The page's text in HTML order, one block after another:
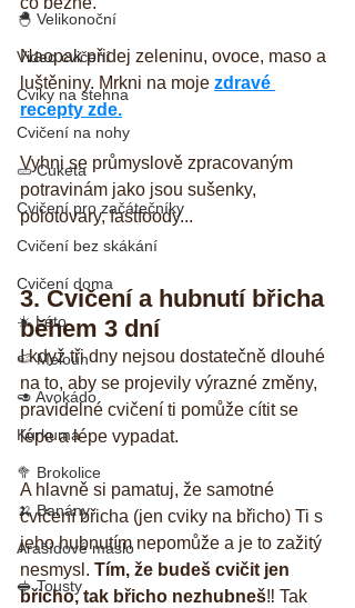
🐣 Velikonoční
Video cvičení
Cviky na stehna
Cvičení na nohy
🥒 Cuketa
Cvičení pro začátečníky
Cvičení bez skákání
Cvičení doma
☀️ Léto
🍉 Meloun
🥑 Avokádo
Kurkuma
🥦 Brokolice
🍌 Banány
Arašídové máslo
🥪 Tousty
Naopak přidej zeleninu, ovoce, maso a
luštěniny. Mrkni na moje zdravé
recepty zde.
Vyhni se průmyslově zpracovaným
potravinám jako jsou sušenky,
polotovary, fastfoody...
3. Cvičení a hubnutí břicha
během 3 dní
I když tři dny nejsou dostatečně dlouhé
na to, aby se projevily výrazné změny,
pravidelné cvičení ti pomůže cítit se
lépe a lépe vypadat.
A hlavně si pamatuj, že samotné
cvičení břicha (jen cviky na břicho) Ti s
jeho hubnutím nepomůže a je to zažitý
nesmysl. Tím, že budeš cvičit jen
břicho, tak břicho nezhubneš‼️ Tak